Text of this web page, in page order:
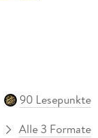
90 Lesepunkte
Alle 3 Formate